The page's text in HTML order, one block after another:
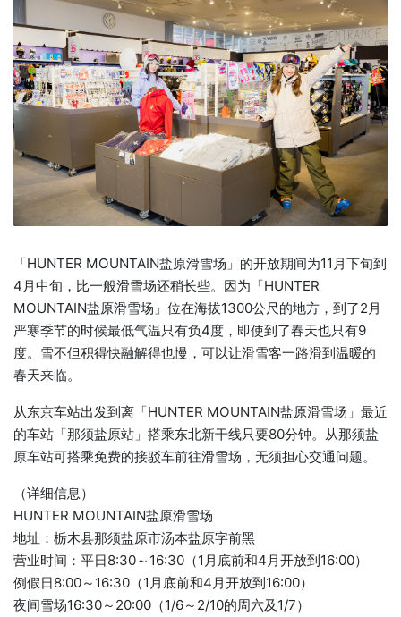
「HUNTER MOUNTAIN盐原滑雪场」的开放期间为11月下旬到
4月中旬，比一般滑雪场还稍长些。因为「HUNTER
MOUNTAIN盐原滑雪场」位在海拔1300公尺的地方，到了2月
严寒季节的时候最低气温只有负4度，即使到了春天也只有9
度。雪不但积得快融解得也慢，可以让滑雪客一路滑到温暖的
春天来临。
从东京车站出发到离「HUNTER MOUNTAIN盐原滑雪场」最近
的车站「那须盐原站」搭乘东北新干线只要80分钟。从那须盐
原车站可搭乘免费的接驳车前往滑雪场，无须担心交通问题。
（详细信息）
HUNTER MOUNTAIN盐原滑雪场
地址：栃木县那须盐原市汤本盐原字前黑
营业时间：平日8:30～16:30（1月底前和4月开放到16:00）
例假日8:00～16:30（1月底前和4月开放到16:00）
夜间雪场16:30～20:00（1/6～2/10的周六及1/7）